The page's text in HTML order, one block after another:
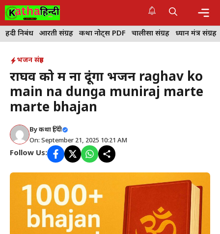
Skip
to
content
हिंदी निबंध आरती संग्रह कथा नोट्स PDF चालीसा संग्रह ध्यान मंत्र संग्रह
भजन संग्रह
राघव को मैं ना दूंगा भजन raghav ko
main na dunga muniraj marte
marte bhajan
Byकथा हिंदी
On: September 21, 2025 10:21 AM
Follow Us: